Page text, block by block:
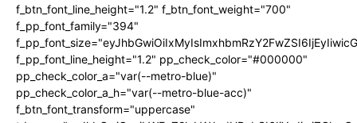
f_btn_font_line_height="1.2" f_btn_font_weight="700"
f_pp_font_family="394"
f_pp_font_line_height="1.2" pp_check_color="#000000"
pp_check_color_a="var(--metro-blue)"
pp_check_color_a_h="var(--metro-blue-acc)"
f_btn_font_transform="uppercase"